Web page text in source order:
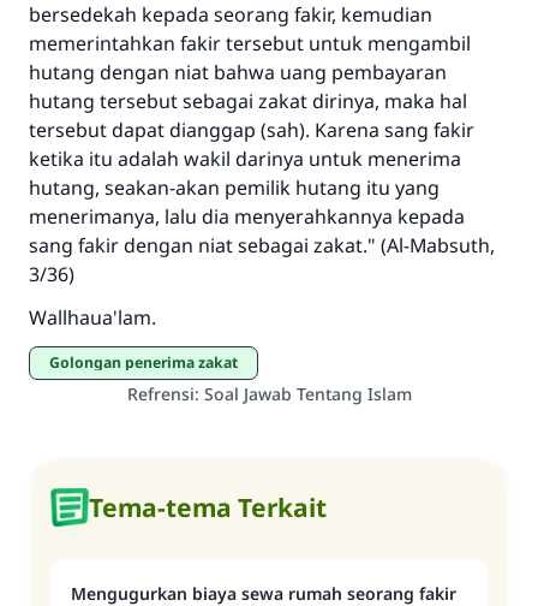
bersedekah kepada seorang fakir, kemudian
memerintahkan fakir tersebut untuk mengambil
hutang dengan niat bahwa uang pembayaran
hutang tersebut sebagai zakat dirinya, maka hal
tersebut dapat dianggap (sah). Karena sang fakir
ketika itu adalah wakil darinya untuk menerima
hutang, seakan-akan pemilik hutang itu yang
menerimanya, lalu dia menyerahkannya kepada
sang fakir dengan niat sebagai zakat." (Al-Mabsuth,
3/36)
Wallhaua'lam.
Golongan penerima zakat
Refrensi: Soal Jawab Tentang Islam
Tema-tema Terkait
Mengugurkan biaya sewa rumah seorang fakir
Saham